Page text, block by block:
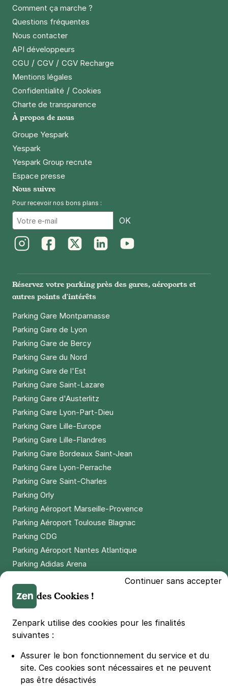
+ Abonnements disponibles
46 rue du Château des Rentiers
4,6(408 avis)
20 €/jour,
+ Abonnements disponibles
75013Paris
4,2(585 avis)
2,50 €/heure,20 €/jour,65 €/semaine
Réserver
Paris - Olympiades - Chevaleret
30 rue Clisson
75013
4,5
2,50 € /heure 23 €/jour,
Réserver
+ Abonnements disponibles
Paris - Campo-Formio - Citadines
75013Paris
4,6 (589 avis)
Paris - rue Brillat Savarin - Parc
65 rue Brillat Savarin
75013
/jour
Réserver
+ Abonnements disponibles
Gentilly - Porte d'Italie - Kley
Gentilly
12 avenue Raspail
Comment ça marche ?
Questions fréquentes
Nous contacter
API développeurs
CGU / CGV / CGV Recharge
Mentions légales
Confidentialité / Cookies
Charte de transparence
À propos de nous
Groupe Yespark
Yespark
Yespark Group recrute
Espace presse
Nous suivre
Pour recevoir nos bons plans :
OK
Réservez votre parking près des gares, aéroports et
autres points d'intérêts
Parking Gare Montparnasse
Parking Gare de Lyon
Parking Gare de Bercy
Parking Gare du Nord
Parking Gare de l'Est
Parking Gare Saint-Lazare
Parking Gare d'Austerlitz
Parking Gare Lyon-Part-Dieu
Parking Gare Lille-Europe
Parking Gare Lille-Flandres
Parking Gare Bordeaux Saint-Jean
Parking Gare Lyon-Perrache
Parking Gare Saint-Charles
Parking Orly
Parking Aéroport Marseille-Provence
Parking Aéroport Toulouse Blagnac
Parking CDG
Parking Aéroport Nantes Atlantique
Parking Adidas Arena
Parking LDLC Arena
Parking Stade Pierre Mauroy
Parking Groupama Stadium
Parking Vélodrome
Parking Bercy
Parking La Défense Arena
Continuer sans accepter
des Cookies !
Zenpark utilise des cookies pour les finalités
suivantes :
Assurer le bon fonctionnement du service et du
site. Ces cookies sont nécessaires et ne peuvent
pas être désactivés